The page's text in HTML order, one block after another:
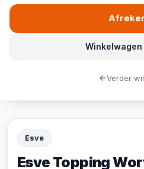
Esve
Esve Topping
Verder